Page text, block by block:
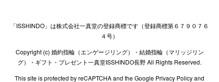
「ISSHINDO」は株式会社一真堂の登録商標です（登録商標第６７９０７６
４号）
Copyright (c) 婚約指輪（エンゲージリング）・結婚指輪（マリッジリン
グ）・ギフト・プレゼント一真堂ISSHINDO長野 All Rights Reserved.
This site is protected by reCAPTCHA and the Google Privacy Policy and